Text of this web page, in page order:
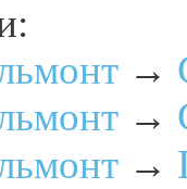
→
→
→